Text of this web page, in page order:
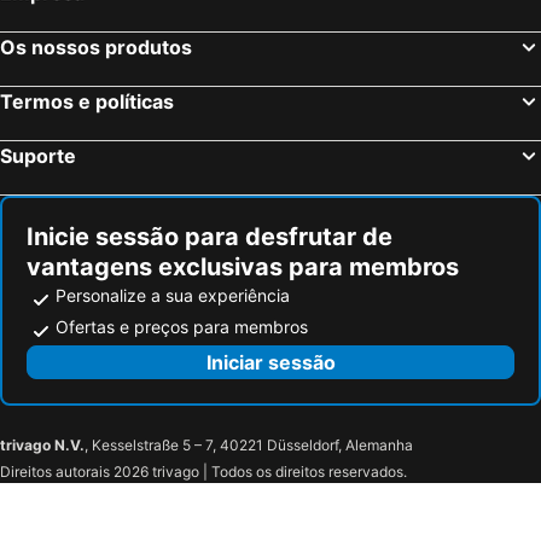
Os nossos produtos
Termos e políticas
Suporte
Inicie sessão para desfrutar de
vantagens exclusivas para membros
Personalize a sua experiência
Ofertas e preços para membros
Iniciar sessão
trivago N.V., Kesselstraße 5 – 7, 40221 Düsseldorf, Alemanha
Direitos autorais 2026 trivago | Todos os direitos reservados.